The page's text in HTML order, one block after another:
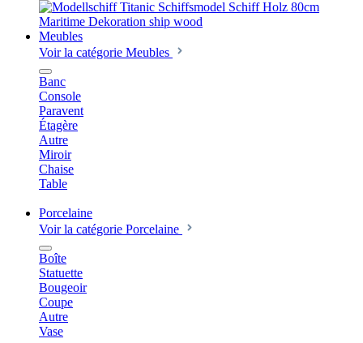
Meubles
Voir la catégorie Meubles
Banc
Console
Paravent
Étagère
Autre
Miroir
Chaise
Table
Porcelaine
Voir la catégorie Porcelaine
Boîte
Statuette
Bougeoir
Coupe
Autre
Vase